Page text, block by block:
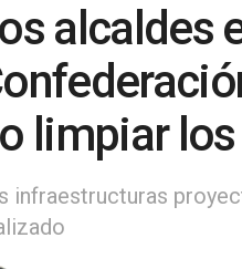
alcaldes
limpiar
infraestructuras